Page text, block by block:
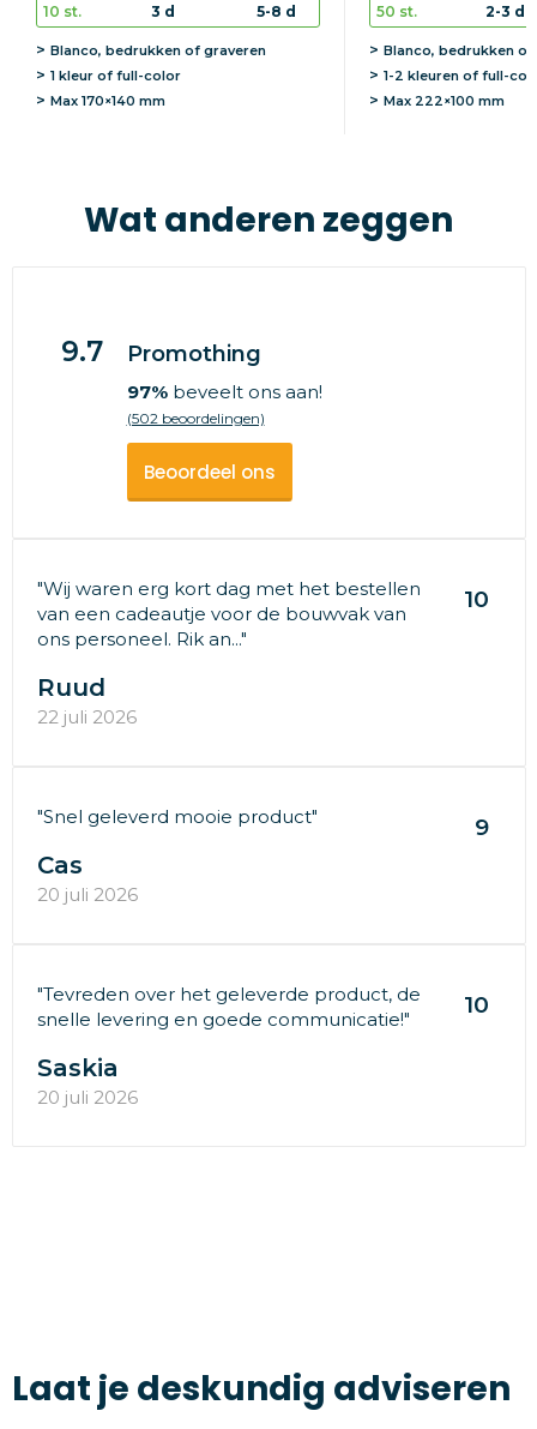
10 st.
3 d
5-8 d
Blanco, bedrukken of graveren
1 kleur of full-color
Max 170×140 mm
50 st.
2-3 d
Blanco, bedrukken of
1-2 kleuren of full-
Max 222×100 mm
Wat anderen zeggen
9.7 Promothing
97%beveelt ons aan!
(502 beoordelingen)
Beoordeel ons
"Wij waren erg kort dag met het bestellen
van een cadeautje voor de bouwvak van
ons personeel. Rik an..."
10
Ruud
22 juli 2026
"Snel geleverd mooie product" 9
Cas
20 juli 2026
"Tevreden over het geleverde product, de
snelle levering en goede communicatie!"
10
Saskia
20 juli 2026
Laat je deskundig adviseren